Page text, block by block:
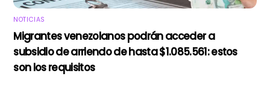
NOTICIAS
Migrantes venezolanos podrán acceder a
subsidio de arriendo de hasta $1.085.561: estos
son los requisitos